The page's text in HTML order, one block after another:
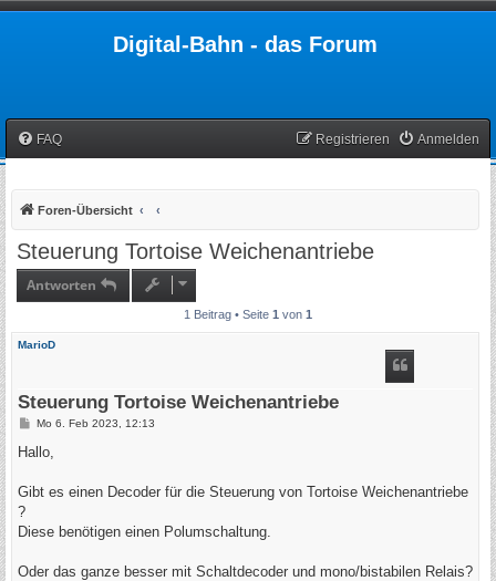
Digital-Bahn - das Forum
FAQ Anmelden
Registrieren
Foren-Übersicht
Steuerung Tortoise Weichenantriebe
Antworten
1 Beitrag • Seite 1 von 1
MarioD
Steuerung Tortoise Weichenantriebe
B
i
a
Mo 6. Feb 2023, 12:13
Hallo,
Gibt es einen Decoder für die Steuerung von Tortoise Weichenantriebe
?
Diese benötigen einen Polumschaltung.
Oder das ganze besser mit Schaltdecoder und mono/bistabilen Relais?